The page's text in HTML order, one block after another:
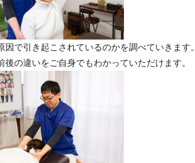
で引き起こされているのかを調べていきます。
の違いをご自身でもわかっていただけます。